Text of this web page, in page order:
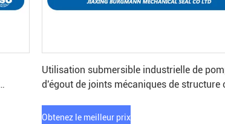
Utilisation submersible industrielle de
d'égout de joints mécaniques de structure
Obtenez le meilleur prix